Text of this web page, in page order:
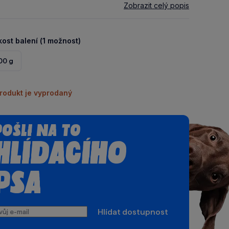
Zobrazit celý popis
balení (1 možnost)
g
je vyprodaný
na to
Hlídat dostupnost